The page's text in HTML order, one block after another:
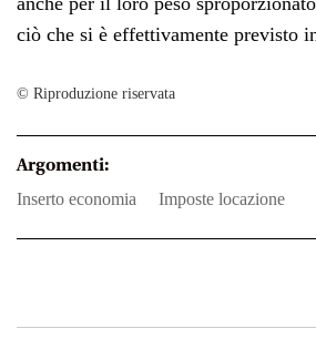
ciò che si è effettivamente previsto
© Riproduzione riservata
Argomenti:
inserto economia imposte locazione